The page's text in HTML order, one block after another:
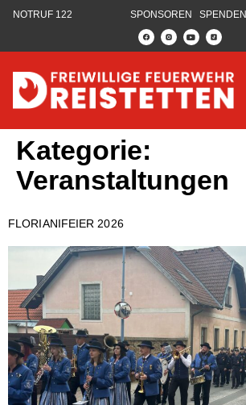
NOTRUF 122 SPONSOREN SPENDEN
Kategorie:
Veranstaltungen
FLORIANIFEIER 2026